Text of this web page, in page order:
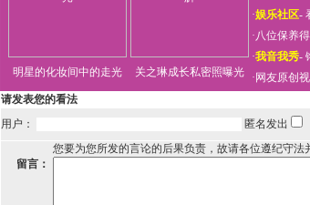
明星的化妆间中的走光 关之琳成长私密照曝光
·娱乐社区-
·八位保养
·我音我秀-
· 网友原创
请发表您的看法
用户：
匿名发出
您要为您所发的言论的后果负责，故请各位遵纪守法
留言：